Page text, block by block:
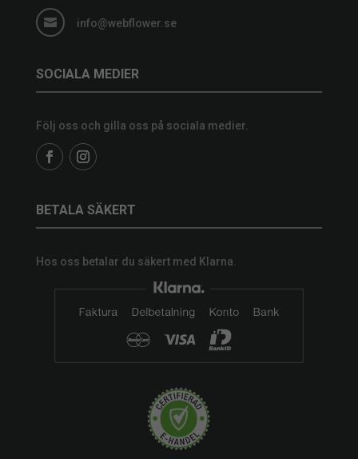
 info@webflower.se
SOCIALA MEDIER
Följ oss och gilla oss på sociala medier.
BETALA SÄKERT
Hos oss betalar du säkert med Klarna.